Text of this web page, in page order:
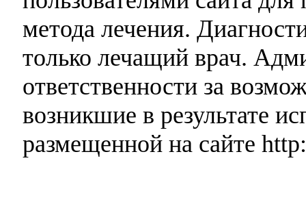
метода лечения.
только лечащий врач.
ответственности за
возникшие в результате
размещенной на сайте